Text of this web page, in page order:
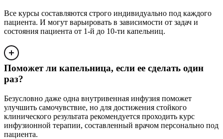
Все курсы составляются строго индивидуально под каждого
пациента. И могут варьировать в зависимости от задач и
состояния пациента от 1-й до 10-ти капельниц.
Поможет ли капельница, если ее сделать один
раз?
Безусловно даже одна внутривенная инфузия поможет
улучшить самочувствие, но для достижения стойкого
клинического результата рекомендуется проходить курс
инфузионной терапии, составленный врачом персонально под
пациента.